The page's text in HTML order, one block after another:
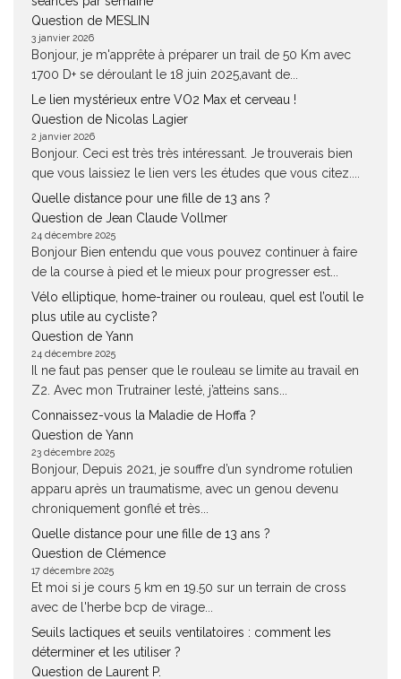
Question de MESLIN
3 janvier 2026
Bonjour, je m'apprête à préparer un trail de 50 Km avec
1700 D+ se déroulant le 18 juin 2025,avant de...
Le lien mystérieux entre VO2 Max et cerveau !
Question de Nicolas Lagier
2 janvier 2026
Bonjour. Ceci est très très intéressant. Je trouverais bien
que vous laissiez le lien vers les études que vous citez....
Quelle distance pour une fille de 13 ans ?
Question de Jean Claude Vollmer
24 décembre 2025
Bonjour Bien entendu que vous pouvez continuer à faire
de la course à pied et le mieux pour progresser est...
Vélo elliptique, home-trainer ou rouleau, quel est l’outil le
plus utile au cycliste ?
Question de Yann
24 décembre 2025
Il ne faut pas penser que le rouleau se limite au travail en
Z2. Avec mon Trutrainer lesté, j’atteins sans...
Connaissez-vous la Maladie de Hoffa ?
Question de Yann
23 décembre 2025
Bonjour, Depuis 2021, je souffre d’un syndrome rotulien
apparu après un traumatisme, avec un genou devenu
chroniquement gonflé et très...
Quelle distance pour une fille de 13 ans ?
Question de Clémence
17 décembre 2025
Et moi si je cours 5 km en 19.50 sur un terrain de cross
avec de l'herbe bcp de virage...
Seuils lactiques et seuils ventilatoires : comment les
déterminer et les utiliser ?
Question de Laurent P.